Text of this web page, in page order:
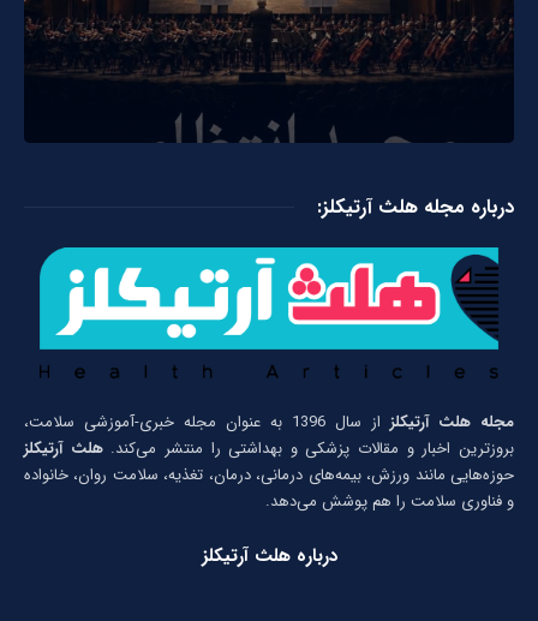
درباره مجله هلث آرتیکلز:
مجله هلث آرتیکلز
از سال 1396 به عنوان مجله خبری-آموزشی سلامت،
بروزترین اخبار و مقالات پزشکی و بهداشتی را منتشر می‌کند.هلث آرتیکلز
حوزه‌هایی مانند ورزش، بیمه‌های درمانی، درمان، تغذیه، سلامت روان، خانواده
و فناوری سلامت را هم پوشش می‌دهد.
درباره هلث آرتیکلز